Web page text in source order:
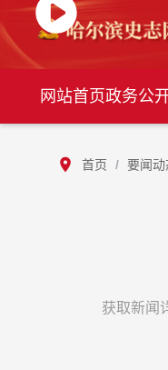
网站首页政务公
首页 / 要闻动
获取新闻